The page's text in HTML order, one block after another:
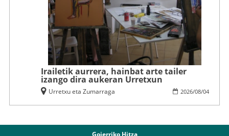
Irailetik aurrera, hainbat arte tailer
izango dira aukeran Urretxun
2026/08/04
Urretxu eta Zumarraga
Goierriko Hitza